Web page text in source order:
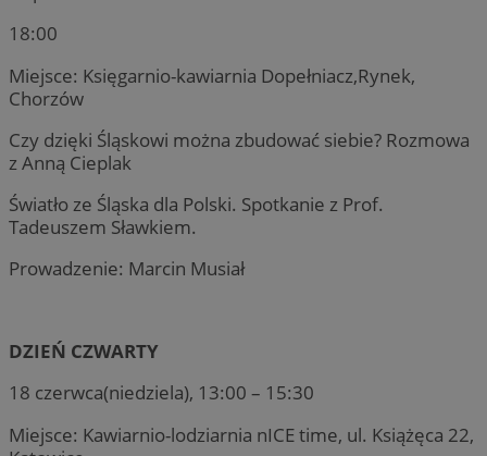
18:00
Miejsce: Księgarnio-kawiarnia Dopełniacz,Rynek,
Chorzów
Czy dzięki Śląskowi można zbudować siebie? Rozmowa
z Anną Cieplak
Światło ze Śląska dla Polski. Spotkanie z Prof.
Tadeuszem Sławkiem.
Prowadzenie: Marcin Musiał
DZIEŃ CZWARTY
18 czerwca(niedziela), 13:00 – 15:30
Miejsce: Kawiarnio-lodziarnia nICE time, ul. Książęca 22,